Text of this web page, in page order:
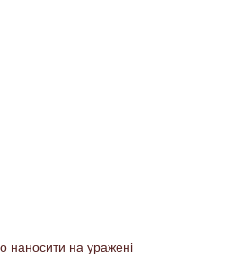
наносити на уражені